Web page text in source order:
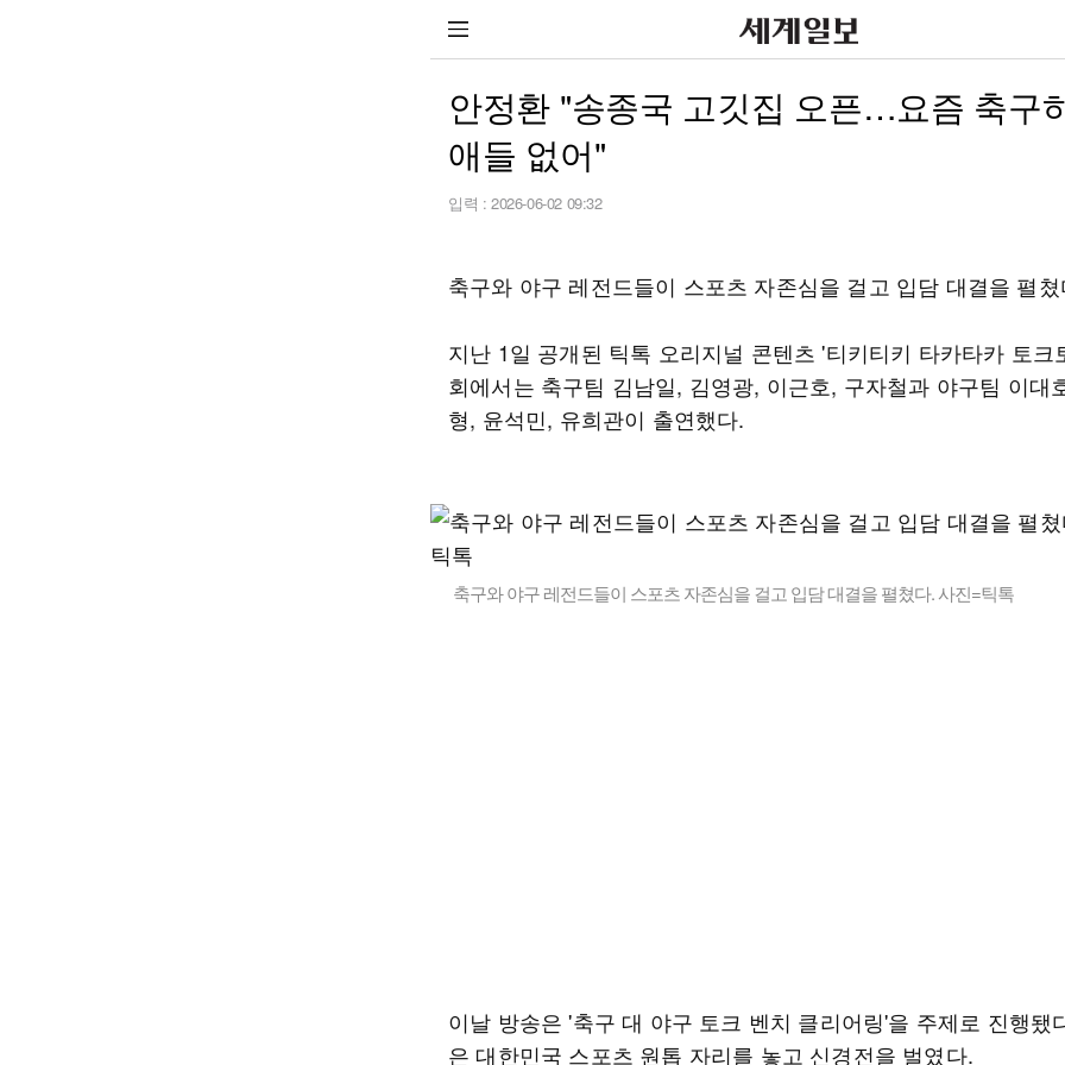
안정환 "송종국 고깃집 오픈…요즘 축구
애들 없어"
입력 : 2026-06-02 09:32
축구와 야구 레전드들이 스포츠 자존심을 걸고 입담 대결을 펼쳤
지난 1일 공개된 틱톡 오리지널 콘텐츠 '티키티키 타카타카 토크
회에서는 축구팀 김남일, 김영광, 이근호, 구자철과 야구팀 이대
형, 윤석민, 유희관이 출연했다.
축구와 야구 레전드들이 스포츠 자존심을 걸고 입담 대결을 펼쳤다. 사진=틱톡
이날 방송은 '축구 대 야구 토크 벤치 클리어링'을 주제로 진행됐
은 대한민국 스포츠 원톱 자리를 놓고 신경전을 벌였다.